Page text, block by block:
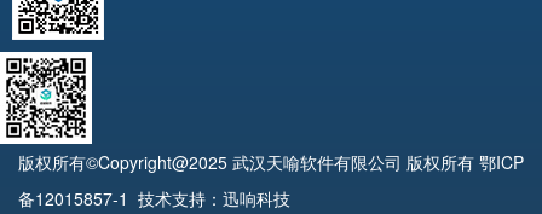
版权所有©Copyright@2025 武汉天喻软件有限公司 版权所有 鄂ICP
备12015857-1 技术支持：迅响科技